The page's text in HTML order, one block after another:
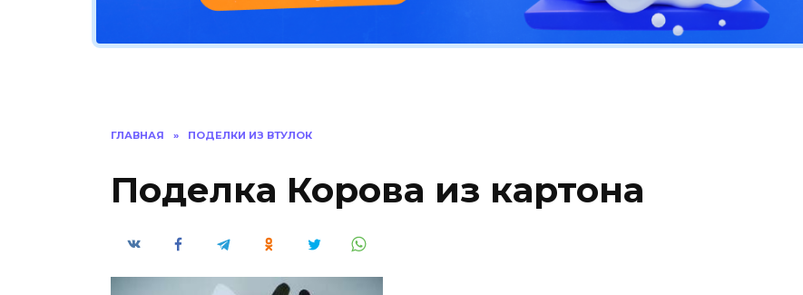
ГЛАВНАЯ » ПОДЕЛКИ ИЗ ВТУЛОК
Поделка Корова из картона